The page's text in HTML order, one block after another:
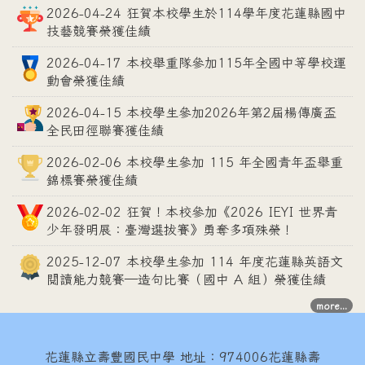
2026-04-24 狂賀本校學生於114學年度花蓮縣國中
技藝競賽榮獲佳績
2026-04-17 本校舉重隊參加115年全國中等學校運
動會榮獲佳績
2026-04-15 本校學生參加2026年第2屆楊傳廣盃
全民田徑聯賽獲佳績
2026-02-06 本校學生參加 115 年全國青年盃舉重
錦標賽榮獲佳績
2026-02-02 狂賀！本校參加《2026 IEYI 世界青
少年發明展：臺灣選拔賽》勇奪多項殊榮！
2025-12-07 本校學生參加 114 年度花蓮縣英語文
閱讀能力競賽—造句比賽（國中 A 組）榮獲佳績
more...
花蓮縣立壽豐國民中學 地址：974006花蓮縣壽